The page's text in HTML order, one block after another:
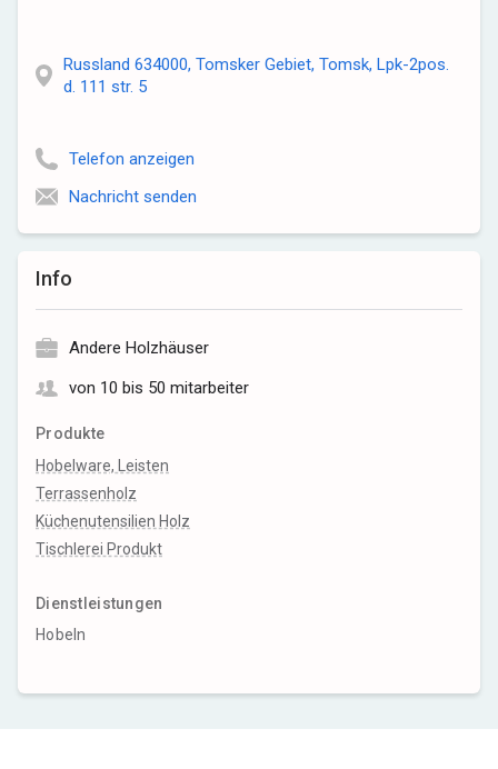
Info
Andere Holzhäuser
von 10 bis 50 mitarbeiter
Produkte
Hobelware, Leisten
Terrassenholz
Küchenutensilien Holz
Tischlerei Produkt
Dienstleistungen
Hobeln
Russland 634000, Tomsker Gebiet, Tomsk, Lpk-2pos.
d. 111 str. 5
Telefon anzeigen
Nachricht senden